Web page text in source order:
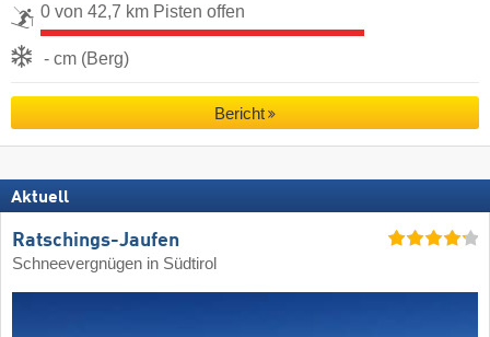
0 von 42,7 km Pisten offen
- cm (Berg)
Bericht
Aktuell
Ratschings-Jaufen
Schneevergnügen in Südtirol